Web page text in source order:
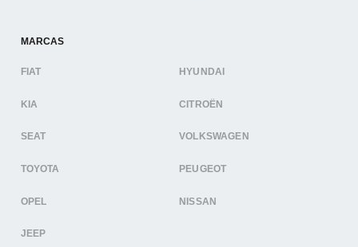
MARCAS
FIAT HYUNDAI
KIA CITROËN
SEAT VOLKSWAGEN
TOYOTA PEUGEOT
OPEL NISSAN
JEEP